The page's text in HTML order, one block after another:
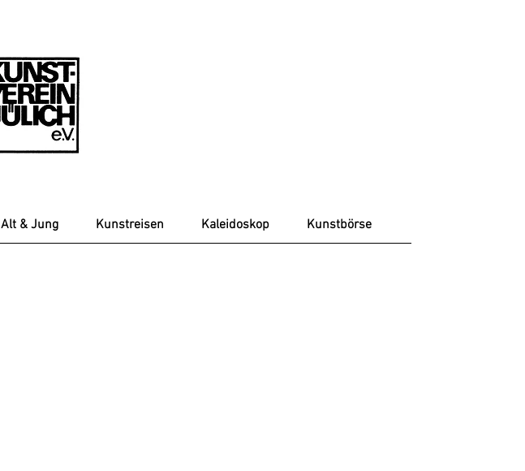
Alt & Jung Kunstreisen Kaleidoskop Kunstbörse